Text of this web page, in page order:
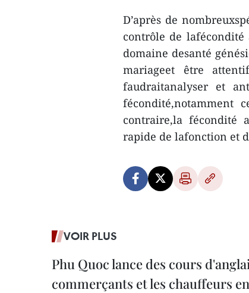
D’après de
contrôle de
domaine desanté
mariageet être
faudraitanalyser et
fécondité,notamment
contraire,la fécondité
rapide de lafonction et
VOIR PLUS
Phu Quoc lance des cours
commerçants et les chauffeurs